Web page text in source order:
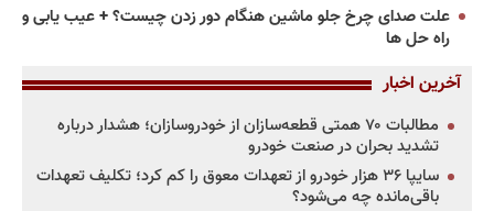
علت صدای چرخ جلو ماشین هنگام دور زدن چیست؟ + عیب یابی و
راه حل ها
آخرین اخبار
مطالبات ۷۰ همتی قطعه‌سازان از خودروسازان؛ هشدار درباره
تشدید بحران در صنعت خودرو
سایپا ۳۶ هزار خودرو از تعهدات معوق را کم کرد؛ تکلیف تعهدات
باقی‌مانده چه می‌شود؟